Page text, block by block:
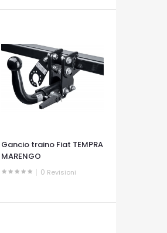
OCCHIATA VELOCE
Gancio traino Fiat TEMPRA
MARENGO
0 Revisioni